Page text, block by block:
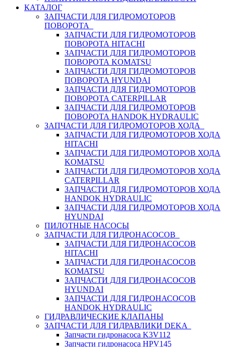
КАТАЛОГ
ЗАПЧАСТИ ДЛЯ ГИДРОМОТОРОВ
ПОВОРОТА
ЗАПЧАСТИ ДЛЯ ГИДРОМОТОРОВ
ПОВОРОТА HITACHI
ЗАПЧАСТИ ДЛЯ ГИДРОМОТОРОВ
ПОВОРОТА KOMATSU
ЗАПЧАСТИ ДЛЯ ГИДРОМОТОРОВ
ПОВОРОТА HYUNDAI
ЗАПЧАСТИ ДЛЯ ГИДРОМОТОРОВ
ПОВОРОТА CATERPILLAR
ЗАПЧАСТИ ДЛЯ ГИДРОМОТОРОВ
ПОВОРОТА HANDOK HYDRAULIC
ЗАПЧАСТИ ДЛЯ ГИДРОМОТОРОВ ХОДА
ЗАПЧАСТИ ДЛЯ ГИДРОМОТОРОВ ХОДА
HITACHI
ЗАПЧАСТИ ДЛЯ ГИДРОМОТОРОВ ХОДА
KOMATSU
ЗАПЧАСТИ ДЛЯ ГИДРОМОТОРОВ ХОДА
CATERPILLAR
ЗАПЧАСТИ ДЛЯ ГИДРОМОТОРОВ ХОДА
HANDOK HYDRAULIC
ЗАПЧАСТИ ДЛЯ ГИДРОМОТОРОВ ХОДА
HYUNDAI
ПИЛОТНЫЕ НАСОСЫ
ЗАПЧАСТИ ДЛЯ ГИДРОНАСОСОВ
ЗАПЧАСТИ ДЛЯ ГИДРОНАСОСОВ
HITACHI
ЗАПЧАСТИ ДЛЯ ГИДРОНАСОСОВ
KOMATSU
ЗАПЧАСТИ ДЛЯ ГИДРОНАСОСОВ
HYUNDAI
ЗАПЧАСТИ ДЛЯ ГИДРОНАСОСОВ
HANDOK HYDRAULIC
ГИДРАВЛИЧЕСКИЕ КЛАПАНЫ
ЗАПЧАСТИ ДЛЯ ГИДРАВЛИКИ DEKA
Запчасти гидронасоса K3V112
Запчасти гидронасоса HPV145